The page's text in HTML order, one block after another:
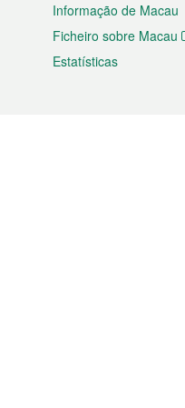
Informação de Macau
Ficheiro sobre Macau
Estatísticas